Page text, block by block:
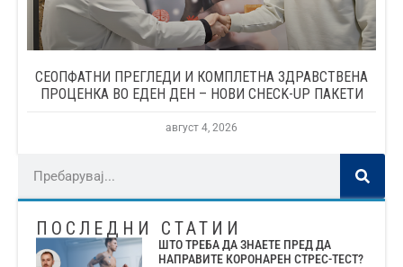
СЕОПФАТНИ ПРЕГЛЕДИ И КОМПЛЕТНА ЗДРАВСТВЕНА
ПРОЦЕНКА ВО ЕДЕН ДЕН – НОВИ CHECK-UP ПАКЕТИ
август 4, 2026
ПОСЛЕДНИ СТАТИИ
ШТО ТРЕБА ДА ЗНАЕТЕ ПРЕД ДА
НАПРАВИТЕ КОРОНАРЕН СТРЕС-ТЕСТ?